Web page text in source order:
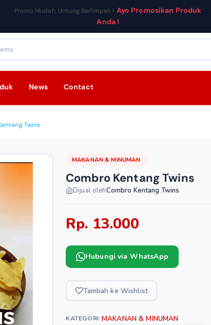
Promo Mudah, Untung Berlimpah ! Ayo Promosikan Produk
Anda !
News Contact
Twins
MAKANAN & MINUMAN
Combro Kentang Twins
Dijual olehCombro Kentang Twins
Rp. 13.000
Hubungi via WhatsApp
Tambah ke Wishlist
KATEGORI MAKANAN & MINUMAN